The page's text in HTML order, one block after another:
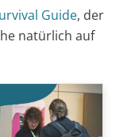
Guide, der
natürlich auf